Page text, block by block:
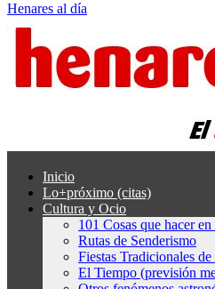
Henares al día
Inicio
Lo+próximo (citas)
Cultura y Ocio
101 Cosas que hacer
Rutas de Senderismo
Fiestas Tradicionales
El Tiempo (previsión